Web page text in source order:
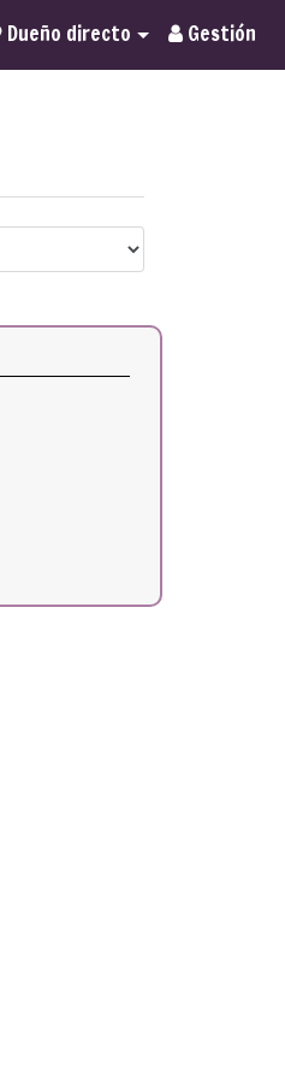
Dueño directo Gestión